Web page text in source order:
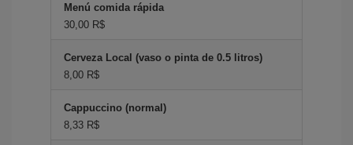
Menú comida rápida
30,00 R$
Cerveza Local (vaso o pinta de 0.5 litros)
8,00 R$
Cappuccino (normal)
8,33 R$